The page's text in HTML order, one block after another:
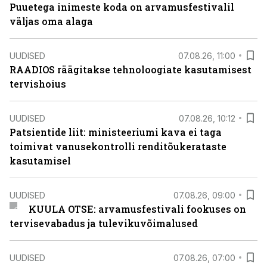
Puuetega inimeste koda on arvamusfestivalil
väljas oma alaga
UUDISED 07.08.26, 11:00
RAADIOS räägitakse tehnoloogiate kasutamisest
tervishoius
UUDISED 07.08.26, 10:12
Patsientide liit: ministeeriumi kava ei taga
toimivat vanusekontrolli renditõukerataste
kasutamisel
UUDISED 07.08.26, 09:00
KUULA OTSE: arvamusfestivali fookuses on
tervisevabadus ja tulevikuvõimalused
UUDISED 07.08.26, 07:00